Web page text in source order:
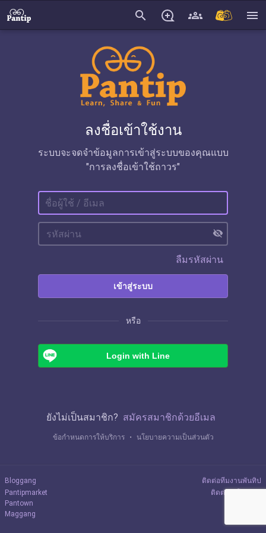
search menu
ลงชื่อเข้าใช้งาน
ระบบจะจดจำข้อมูลการเข้าสู่ระบบของคุณแบบ
"การลงชื่อเข้าใช้ถาวร"
visibility_off
ลืมรหัสผ่าน
เข้าสู่ระบบ
หรือ
Login with Line
ยังไม่เป็นสมาชิก? สมัครสมาชิกด้วยอีเมล
ข้อกำหนดการให้บริการ ・ นโยบายความเป็นส่วนตัว
Bloggang
Pantipmarket
Pantown
Maggang
ติดต่อทีมงานพันทิป
ติดต่อลงโฆษณา